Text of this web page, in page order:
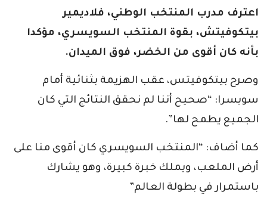
اعترف مدرب المنتخب الوطني، فلاديمير
بيتكوفيتش، بقوة المنتخب السويسري، مؤكدا
بأنه كان أقوى من الخضر، فوق الميدان.
وصرح بيتكوفيتس، عقب الهزيمة بثنائية أمام
سويسرا: “صحيح أننا لم نحقق النتائج التي كان
الجميع يطمح لها”.
كما أضاف: “المنتخب السويسري كان أقوى منا على
أرض الملعب، ويملك خبرة كبيرة، وهو يشارك
باستمرار في بطولة العالم”